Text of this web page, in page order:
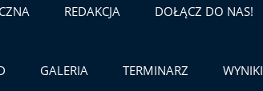
REDAKCJA DOŁĄCZ DO NAS!
GALERIA TERMINARZ WYNIKI